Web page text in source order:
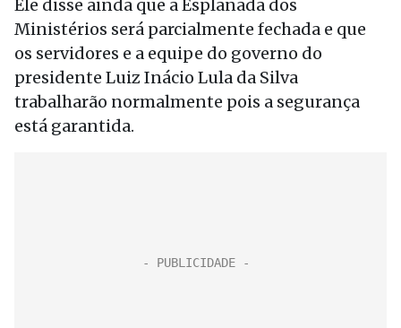
Ele disse ainda que a Esplanada dos
Ministérios será parcialmente fechada e que
os servidores e a equipe do governo do
presidente Luiz Inácio Lula da Silva
trabalharão normalmente pois a segurança
está garantida.